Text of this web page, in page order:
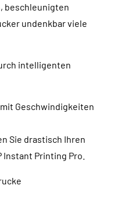
beschleunigten
undenkbar viele
intelligenten
Geschwindigkeiten
Sie drastisch Ihren
Printing Pro.